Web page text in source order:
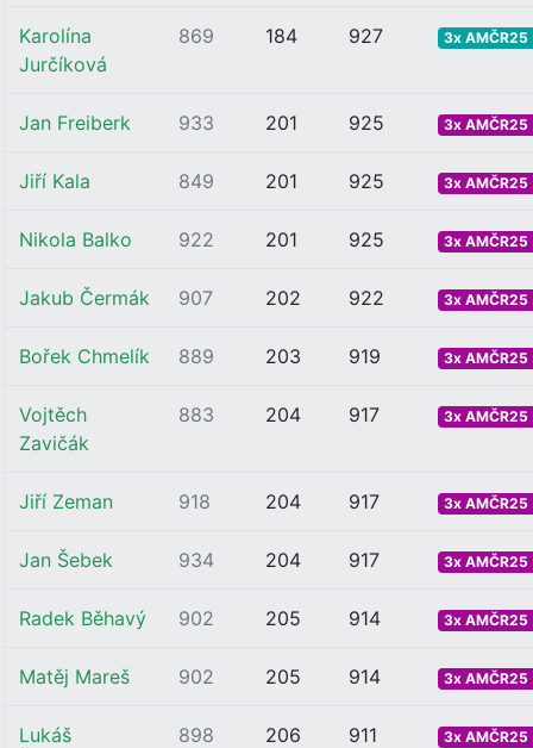
Karolína
Jurčíková
869 184 927 3x
Jan Freiberk 933 201 925 3x AMČR25
Jiří Kala 849 201 925 3x AMČR25
Nikola Balko 922 201 925 3x AMČR25
Jakub Čermák 907 202 922 3x AMČR25
Bořek Chmelík 889 203 919 3x AMČR25
Vojtěch
Zavičák
883 204 917 3x AMČR25
Jiří Zeman 918 204 917 3x AMČR25
Jan Šebek 934 204 917 3x AMČR25
Radek Běhavý 902 205 914 3x AMČR25
Matěj Mareš 902 205 914 3x AMČR25
Lukáš
898 206 911 3x AMČR25